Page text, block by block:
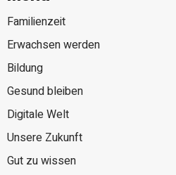
Familienzeit
Erwachsen werden
Bildung
Gesund bleiben
Digitale Welt
Unsere Zukunft
Gut zu wissen